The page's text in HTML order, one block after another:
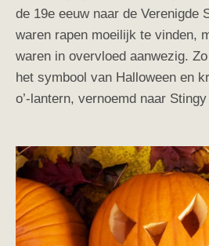
de 19e eeuw naar de Verenigde
waren rapen moeilijk te vinden,
waren in overvloed aanwezig.
het symbool van Halloween en
o’-lantern, vernoemd naar